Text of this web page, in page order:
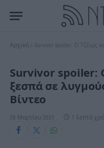
Αρχική Survivor spoiler: Ο Τζέιμς
Survivor spoiler:
ξεσπά σε
Βίντεο
28 Μαρτίου 2021 1 λεπτό